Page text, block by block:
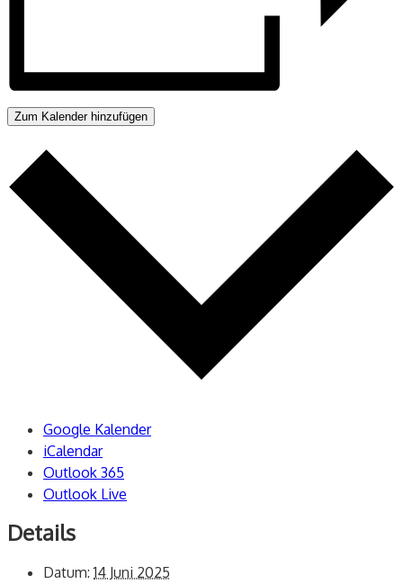
Zum Kalender hinzufügen
Google Kalender
iCalendar
Outlook 365
Outlook Live
Details
Datum: 14 Juni 2025